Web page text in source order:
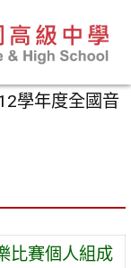
學年度全國音
比賽個人組成